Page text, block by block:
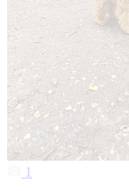
1